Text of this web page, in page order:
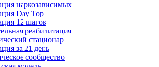
наркозависимых
Day Top
12 шагов
реабилитация
стационар
за 21 день
сообщество